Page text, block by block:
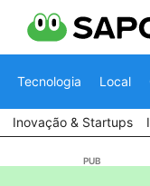
Tecnologia Local
Inovação & Startups